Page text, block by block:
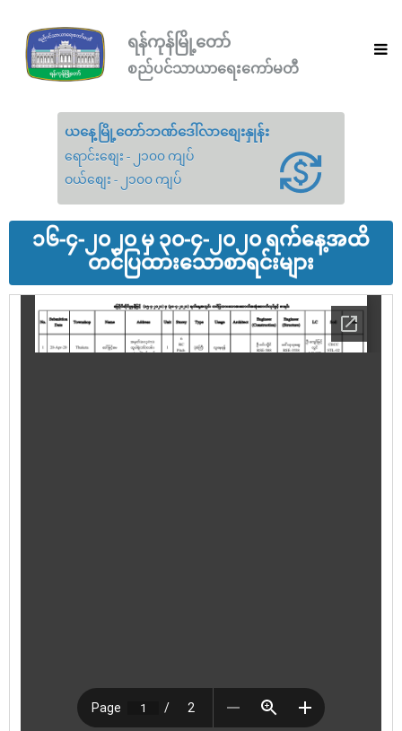
ရန်ကုန်မြို့တော်
စည်ပင်သာယာရေးကော်မတီ
ယနေ့မြို့တော်ဘဏ်ဒေါ်လာစျေးနှုန်း
ရောင်းစျေး - ၂၁၀၀ ကျပ်
ဝယ်စျေး - ၂၁၀၀ ကျပ်
၁၆-၄-၂၀၂၀ မှ ၃၀-၄-၂၀၂၀ ရက်နေ့အထိ
တင်ပြထားသောစာရင်းများ